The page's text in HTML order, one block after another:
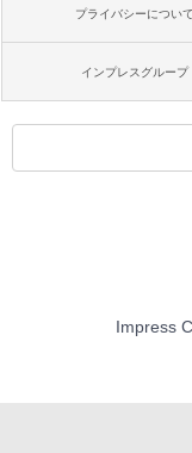
プライバシーについて
インプレスグループ
Impress